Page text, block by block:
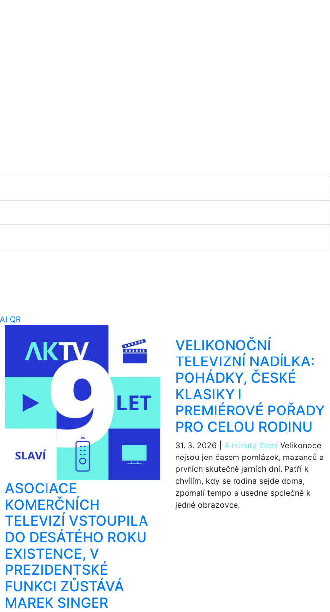
AI QR
ASOCIACE
KOMERČNÍCH
TELEVIZÍ VSTOUPILA
DO DESÁTÉHO ROKU
EXISTENCE, V
PREZIDENTSKÉ
FUNKCI ZŮSTÁVÁ
MAREK SINGER
VELIKONOČNÍ
TELEVIZNÍ NADÍLKA:
POHÁDKY, ČESKÉ
KLASIKY I
PREMIÉROVÉ POŘADY
PRO CELOU RODINU
31. 3. 2026 4 minuty čteníVelikonoce
nejsou jen časem pomlázek, mazanců a
prvních skutečně jarních dní. Patří k
chvílím, kdy se rodina sejde doma,
zpomalí tempo a usedne společně k
jedné obrazovce.